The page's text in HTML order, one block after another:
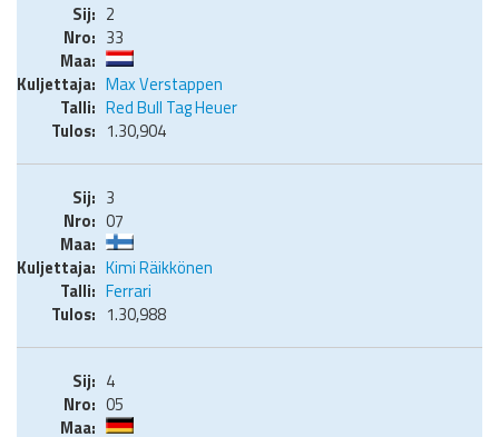
2
33
Max Verstappen
Red Bull Tag Heuer
1.30,904
3
07
Kimi Räikkönen
Ferrari
1.30,988
4
05